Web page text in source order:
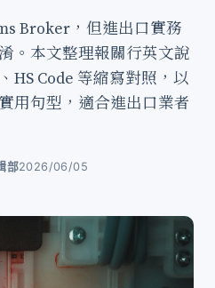
Broker，但進出口實務
。本文整理報關行英文說
HS Code 等縮寫對照，以
用句型，適合進出口業者
部2026/06/05